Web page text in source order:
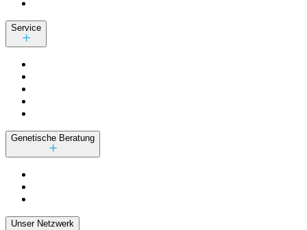
Service
Genetische Beratung
Unser Netzwerk